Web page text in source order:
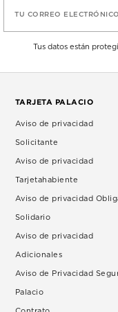
TU CORREO ELECTRÓNICO
Tus datos están
TARJETA PALACIO
Aviso de privacidad
Solicitante
Aviso de privacidad
Tarjetahabiente
Aviso de privacidad
Solidario
Aviso de privacidad
Adicionales
Aviso de Privacidad
Palacio